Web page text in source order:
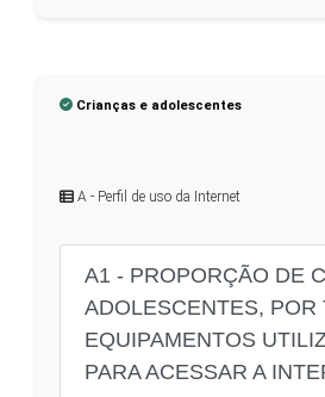
Crianças e adolescentes
A - Perfil de uso da Internet
A1 - PROPORÇÃO DE
ADOLESCENTES, POR
EQUIPAMENTOS
PARA ACESSAR A